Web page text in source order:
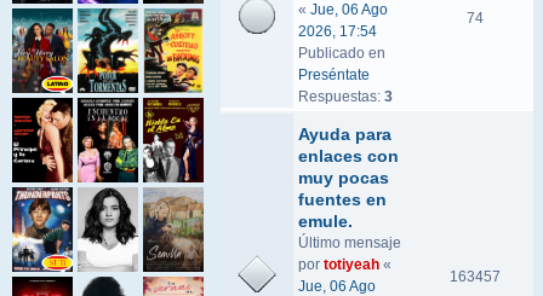
« Jue, 06 Ago
2026, 17:54
Publicado en
Preséntate
Respuestas: 3
74
Ayuda para
enlaces con
muy pocas
fuentes en
emule.
Último mensaje
por totiyeah «
Jue, 06 Ago
163457